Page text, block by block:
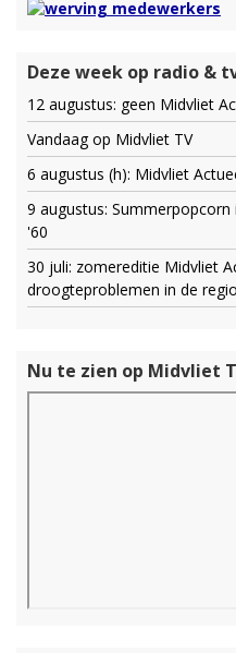
Deze week op radio &
12 augustus: geen Midvliet
Vandaag op Midvliet TV
6 augustus (h): Midvliet
9 augustus:
'60
30 juli: zomereditie Midvliet
droogteproblemen in de regio
Nu te zien op Midvliet